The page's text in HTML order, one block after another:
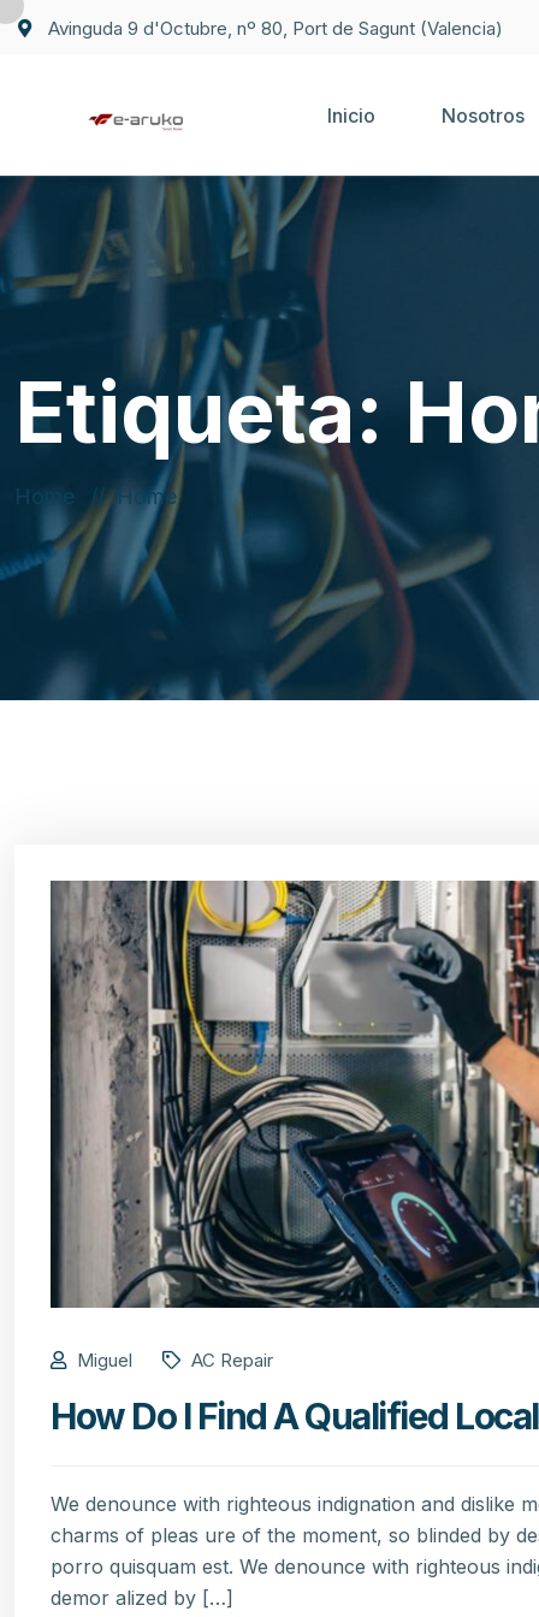
Avinguda 9 d'Octubre, nº 80, Port de Sagunt (Valencia)
Inicio Nosotros
Etiqueta:
Home Home
Miguel AC Repair
How Do I Find A Qualified
We denounce with righteous indignation and dislike
charms of pleas ure of the moment, so blinded by
porro quisquam est. We denounce with righteous
demor alized by […]